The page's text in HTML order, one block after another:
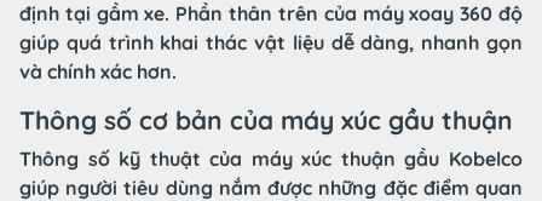
định tại gầm xe. Phần thân trên của máy xoay 360 độ
giúp quá trình khai thác vật liệu dễ dàng, nhanh gọn
và chính xác hơn.
Thông số cơ bản của máy xúc gầu thuận
Thông số kỹ thuật của máy xúc thuận gầu Kobelco
giúp người tiêu dùng nắm được những đặc điểm quan